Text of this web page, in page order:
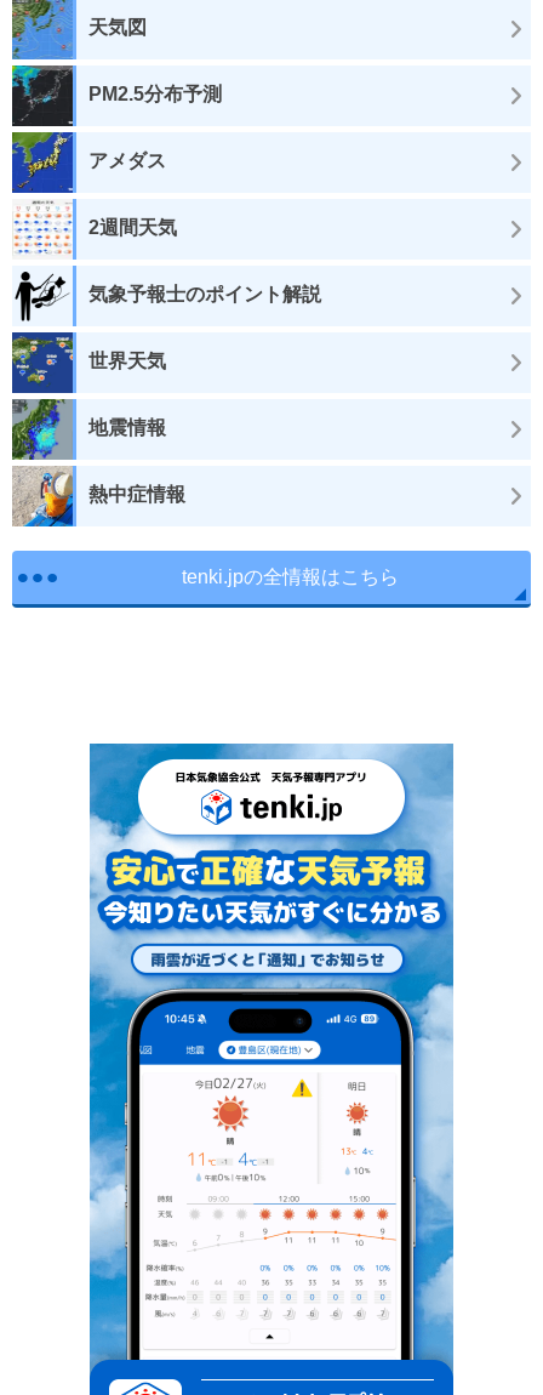
天気図
PM2.5分布予測
アメダス
2週間天気
気象予報士のポイント解説
世界天気
地震情報
熱中症情報
tenki.jpの全情報はこちら